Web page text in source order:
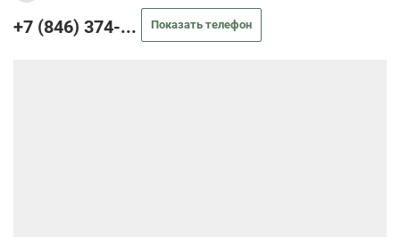
+7 (846) 374-... Показать телефон